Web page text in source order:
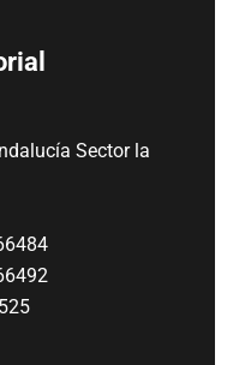
Sector la